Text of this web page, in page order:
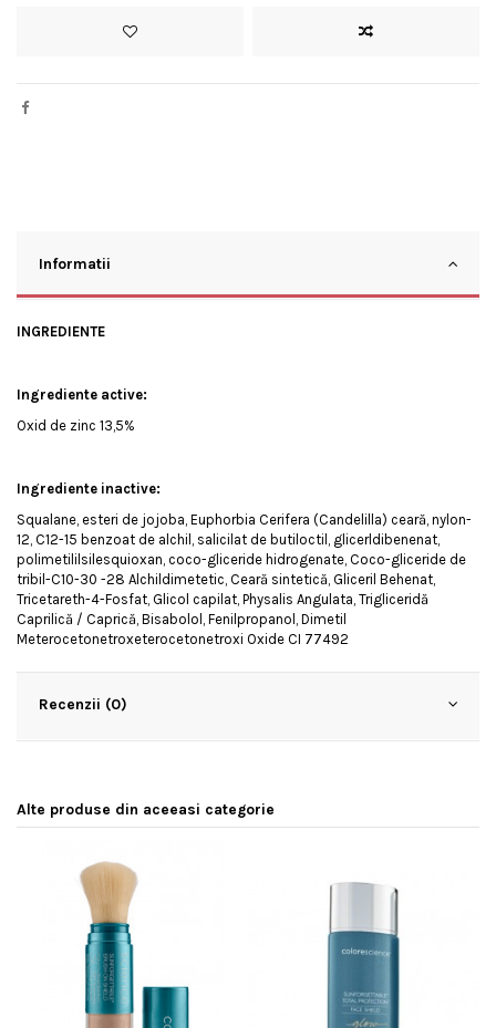
Informatii
INGREDIENTE
Ingrediente active:
Oxid de zinc 13,5%
Ingrediente inactive:
Squalane, esteri de jojoba, Euphorbia Cerifera (Candelilla) ceară, nylon-
12, C12-15 benzoat de alchil, salicilat de butiloctil, glicerldibenenat,
polimetililsilesquioxan, coco-gliceride hidrogenate, Coco-gliceride de
tribil-C10-30 -28 Alchildimetetic, Ceară sintetică, Gliceril Behenat,
Tricetareth-4-Fosfat, Glicol capilat, Physalis Angulata, Trigliceridă
Caprilică / Caprică, Bisabolol, Fenilpropanol, Dimetil
Meterocetonetroxeterocetonetroxi Oxide CI 77492
Recenzii (0)
Alte produse din aceeasi categorie